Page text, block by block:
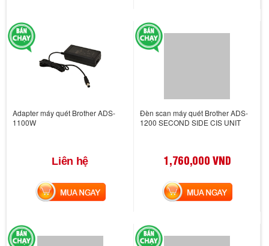
Adapter máy quét Brother ADS-
1100W
Liên hệ
MUA NGAY
Đèn scan máy quét Brother ADS-
1200 SECOND SIDE CIS UNIT
1,760,000 VND
MUA NGAY